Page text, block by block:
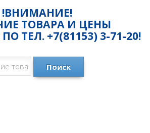
!ВНИМАНИЕ!
ТОВАРА И ЦЕНЫ
ТЕЛ. +7(81153) 3-71-20!
Поиск